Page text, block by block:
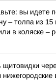
вы идете
– толпа из 15
в коляске –
щитовидки
нижегородские